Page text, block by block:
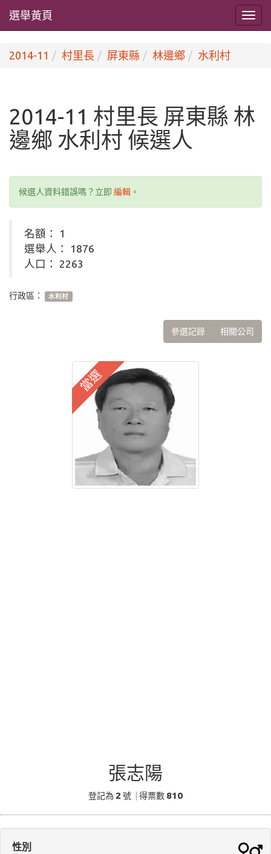
選舉黃頁
2014-11 村里長 屏東縣 林邊鄉 水利村
2014-11 村里長 屏東縣 林
邊鄉 水利村 候選人
候選人資料錯誤嗎？立即 編輯 。
名額： 1
選舉人： 1876
人口： 2263
行政區： 水利村
參選記錄 相關公司
當選
張志陽
登記為 2 號 得票數 810
性別